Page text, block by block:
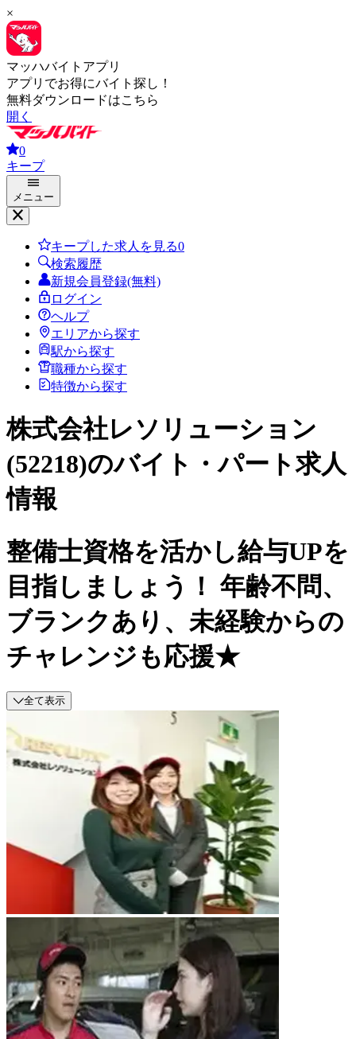
×
マッハバイトアプリ
アプリでお得にバイト探し！
無料ダウンロードはこちら
開く
0
キープ
メニュー
キープした求人を見る0
検索履歴
新規会員登録(無料)
ログイン
ヘルプ
エリアから探す
駅から探す
職種から探す
特徴から探す
株式会社レソリューション
(52218)のバイト・パート求人
情報
整備士資格を活かし給与UPを
目指しましょう！ 年齢不問、
ブランクあり、未経験からの
チャレンジも応援★
全て表示